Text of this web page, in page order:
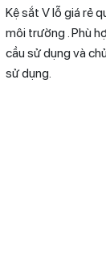
Kệ sắt V lỗ giá rẻ
môi trường . Phù
cầu sử dụng và
sử dụng.